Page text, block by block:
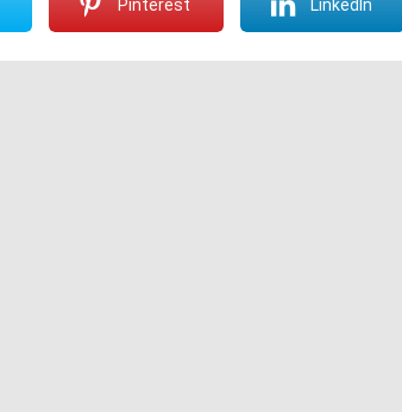
Pinterest LinkedIn